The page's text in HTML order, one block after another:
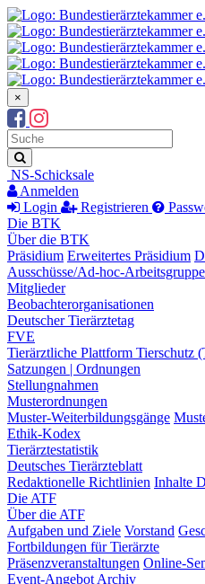
×
Suchbegriff
Suche
NS-Schicksale
Anmelden
Login
Registrieren
Die BTK
Über die BTK
Präsidium Erweitertes Präsidium
Ausschüsse/Ad-hoc-
Mitglieder
Beobachterorganisationen
Deutscher Tierärztetag
FVE
Tierärztliche Plattform Tierschutz
Satzungen | Ordnungen
Stellungnahmen
Musterordnungen
Muster-Weiterbildungsgänge
Ethik-Kodex
Tierärztestatistik
Deutsches Tierärzteblatt
Redaktionelle Richtlinien Inhalte
Die ATF
Über die ATF
Aufgaben und Ziele Vorstand
Fortbildungen für Tierärzte
Präsenzveranstaltungen Online-
Event-Angebot Archiv